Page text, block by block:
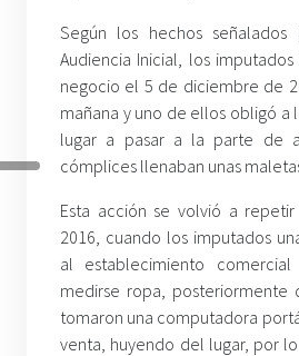
Según los hechos
Audiencia Inicial, los
negocio el 5 de diciembre de
mañana y uno de ellos obligó a
lugar a pasar a la parte de
cómplices llenaban unas
Esta acción se volvió a
2016, cuando los imputados
al establecimiento
medirse ropa, posteriormente
tomaron una computadora
venta, huyendo del lugar, por